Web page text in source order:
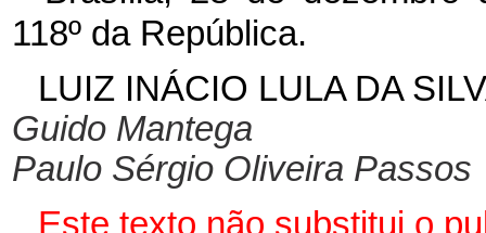
118º da República.
LUIZ INÁCIO LULA DA
Guido Mantega
Paulo Sérgio Oliveira Passos
Este texto não substitui o